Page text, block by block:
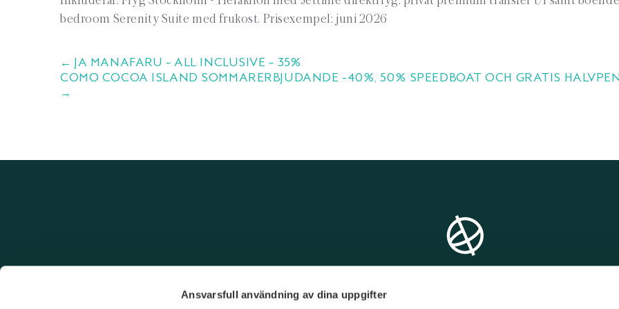
Ansvarsfull användning av dina uppgifter
bedroom Serenity Suite med frukost. Prisexempel: juni 2026
← JA MANAFARU – ALL INCLUSIVE – 35%
COMO COCOA ISLAND SOMMARERBJUDANDE -40%, 50% SPEEDBOAT OCH GRATIS
→